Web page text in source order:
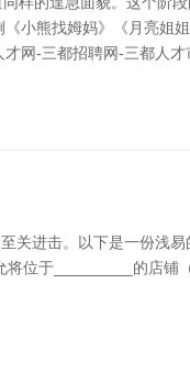
小熊找姆妈》《月亮
网-三都招聘网-三都人
进击。以下是一份浅
位于_________的店